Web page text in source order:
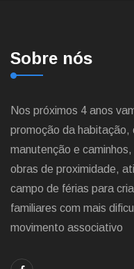
Sobre nós
Nos próximos 4 anos
promoção da habitação,
manutenção e
obras de proximidade,
campo de férias para
familiares com mais
movimento associativo